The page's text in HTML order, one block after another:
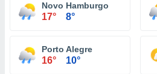
Novo Hamburgo
17° 8°
Porto Alegre
16° 10°